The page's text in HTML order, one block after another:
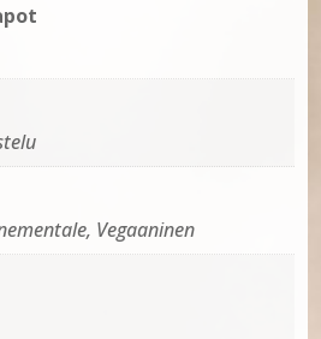
Vegaaninen